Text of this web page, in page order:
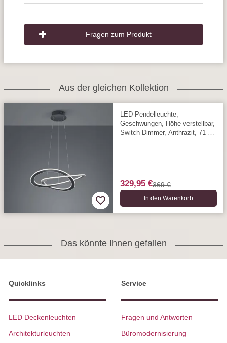
Fragen zum Produkt
Aus der gleichen Kollektion
LED Pendelleuchte,
Geschwungen, Höhe verstellbar,
Switch Dimmer, Anthrazit, 71 cm
329,95 €369 €
In den Warenkorb
Das könnte Ihnen gefallen
Quicklinks
LED Deckenleuchten
Architekturleuchten
Service
Fragen und Antworten
Büromodernisierung